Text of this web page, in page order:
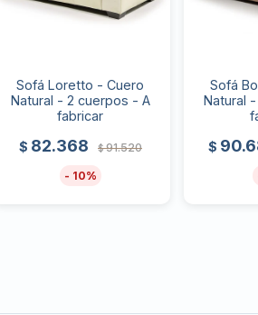
Sofá Loretto - Cuero
Natural - 2 cuerpos - A
fabricar
$ 82.368 $ 91.520
10
Sofá
Natural
$